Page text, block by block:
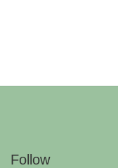
Follow